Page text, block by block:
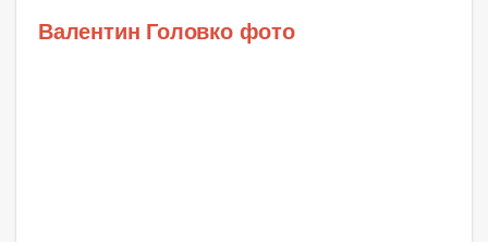
Валентин Головко фото